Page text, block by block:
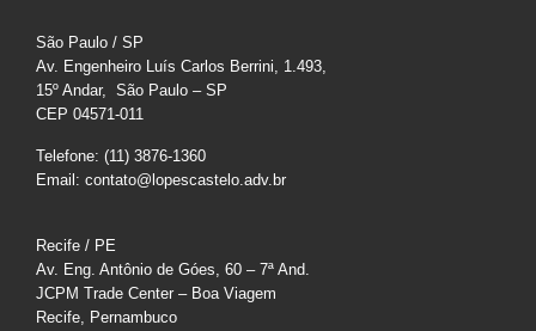
São Paulo / SP
Av. Engenheiro Luís Carlos Berrini, 1.493,
15º Andar, São Paulo – SP
CEP 04571-011
Telefone: (11) 3876-1360
Email: contato@lopescastelo.adv.br
Recife / PE
Av. Eng. Antônio de Góes, 60 – 7ª And.
JCPM Trade Center – Boa Viagem
Recife, Pernambuco